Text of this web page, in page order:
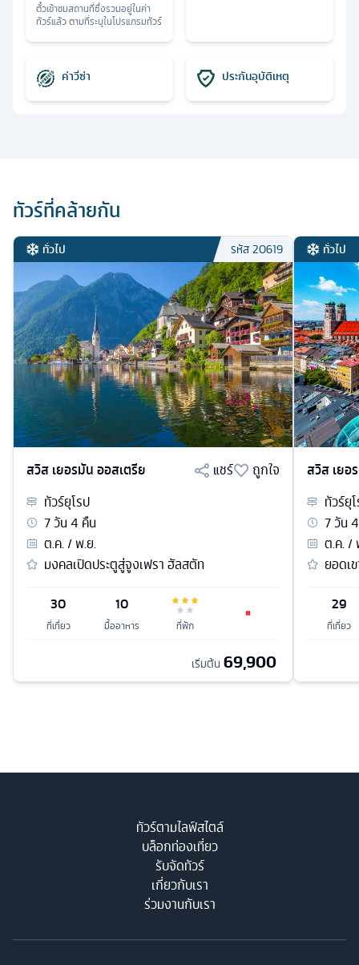
ตั๋วเข้าชมสถานที่ซึ่งรวมอยู่ในค่า
ทัวร์แล้ว ตามที่ระบุในโปรแกรมทัวร์
ค่าวีซ่า ประกันอุบัติเหตุ
ทัวร์ที่คล้ายกัน
ทั่วไป รหัส20619
สวิส เยอรมัน ออสเตรีย แชร์
ถูกใจ
ทัวร์ยุโรป
7วัน4 คืน
ต.ค. / พ.ย.
มงคลเปิดประตูสู่จูงเฟรา ฮัลสตัท
30
ที่เที่ยว
10
มื้ออาหาร ที่พัก
เริ่มต้น 69,900
ทั่วไป
สวิส เยอ
ทัวร์ยุ
7วัน4
ต.ค. /
ยอดเ
29
ที่เที่ยว
ทัวร์ตามไลฟ์สไตล์
บล็อกท่องเที่ยว
รับจัดทัวร์
เกี่ยวกับเรา
ร่วมงานกับเรา